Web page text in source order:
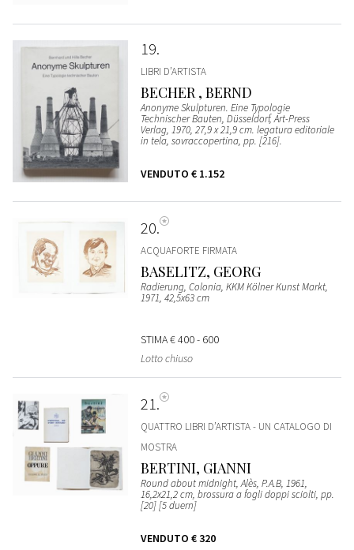
19
LIBRI D’ARTISTA
BECHER , BERND
Anonyme Skulpturen. Eine Typologie
Technischer Bauten, Düsseldorf, Art-Press
Verlag, 1970, 27,9 x 21,9 cm. legatura editoriale
in tela, sovraccopertina, pp. [216].
VENDUTO € 1.152
20
ACQUAFORTE FIRMATA
BASELITZ, GEORG
Radierung, Colonia, KKM Kölner Kunst Markt,
1971, 42,5x63 cm
STIMA€ 400 - 600
Lotto chiuso
21
QUATTRO LIBRI D’ARTISTA - UN CATALOGO DI
MOSTRA
BERTINI, GIANNI
Round about midnight, Alès, P.A.B, 1961,
16,2x21,2 cm, brossura a fogli doppi sciolti, pp.
[20] [5 duern]
VENDUTO € 320